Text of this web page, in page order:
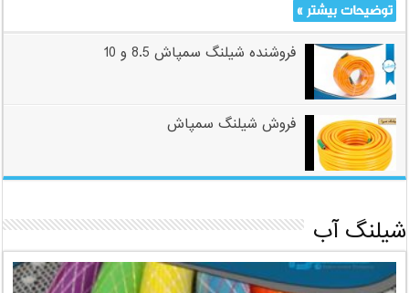
توضیحات بیشتر »
فروشنده شیلنگ سمپاش 8.5 و 10
فروش شیلنگ سمپاش
شیلنگ آب